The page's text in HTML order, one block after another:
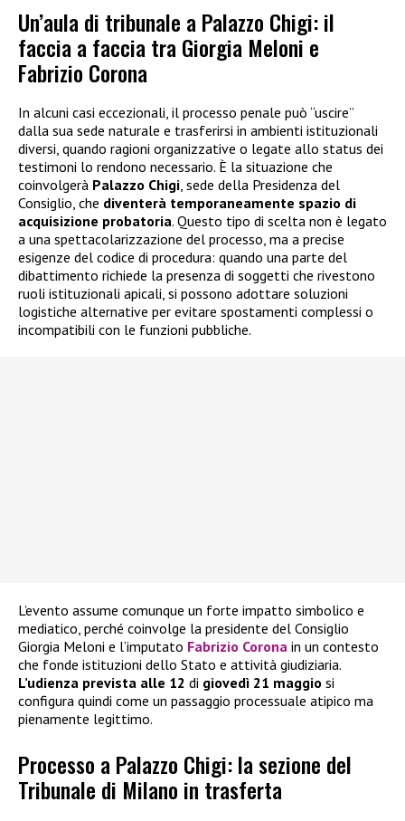
Un’aula di tribunale a Palazzo Chigi: il
faccia a faccia tra Giorgia Meloni e
Fabrizio Corona
In alcuni casi eccezionali, il processo penale può “uscire”
dalla sua sede naturale e trasferirsi in ambienti istituzionali
diversi, quando ragioni organizzative o legate allo status dei
testimoni lo rendono necessario. È la situazione che
coinvolgerà Palazzo Chigi , sede della Presidenza del
Consiglio, che diventerà temporaneamente spazio di
acquisizione probatoria. Questo tipo di scelta non è legato
a una spettacolarizzazione del processo, ma a precise
esigenze del codice di procedura: quando una parte del
dibattimento richiede la presenza di soggetti che rivestono
ruoli istituzionali apicali, si possono adottare soluzioni
logistiche alternative per evitare spostamenti complessi o
incompatibili con le funzioni pubbliche.
L’evento assume comunque un forte impatto simbolico e
mediatico, perché coinvolge la presidente del Consiglio
Giorgia Meloni e l’imputato Fabrizio Corona in un contesto
che fonde istituzioni dello Stato e attività giudiziaria.
L’udienza prevista alle 12 di giovedì 21 maggio si
configura quindi come un passaggio processuale atipico ma
pienamente legittimo.
Processo a Palazzo Chigi: la sezione del
Tribunale di Milano in trasferta